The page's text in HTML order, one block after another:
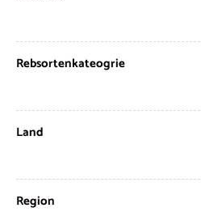
Rebsortenkateogrie
Land
Region